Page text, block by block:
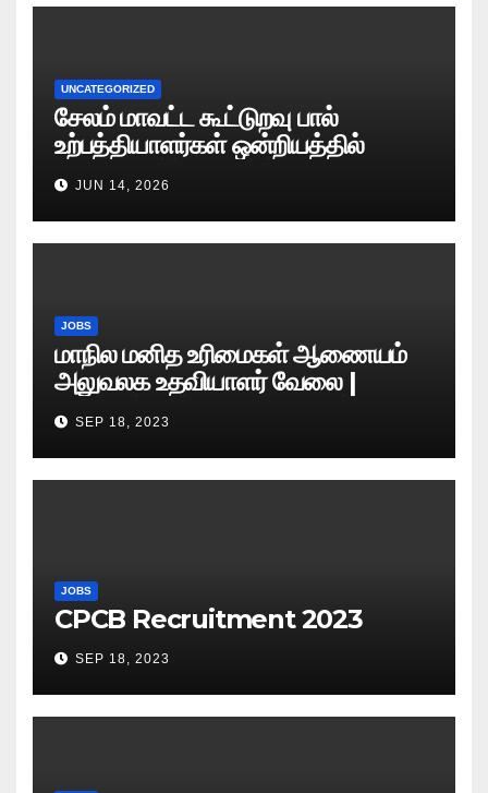
UNCATEGORIZED
சேலம் மாவட்ட கூட்டுறவு பால்
உற்பத்தியாளர்கள் ஒன்றியத்தில்
வேலைவாய்ப்பு அறிவிப்பு 2026
JUN 14, 2026
JOBS
மாநில மனித உரிமைகள் ஆணையம்
அலுவலக உதவியாளர் வேலை |
எழுத்துத் தேர்வு தேதி அறிவிப்பு..?
SEP 18, 2023
JOBS
CPCB Recruitment 2023
SEP 18, 2023